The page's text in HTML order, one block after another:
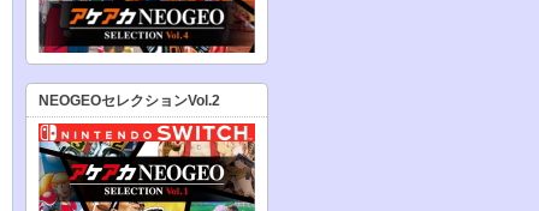
NEOGEOセレクションVol.2